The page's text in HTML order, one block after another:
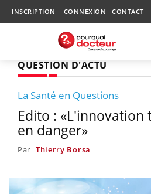
INSCRIPTION CONNEXION CONTACT
QUESTION D'ACTU
La Santé en Questions
Edito :
en danger»
Par Thierry Borsa